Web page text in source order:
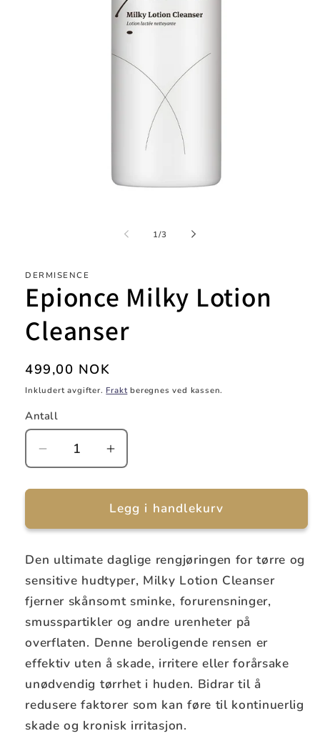
1/av
3
DERMISENCE
Epionce Milky Lotion
Cleanser
Vanlig
pris
499,00 NOK
Inkludert avgifter. Fraktberegnes ved kassen.
Antall
Senk
antallet
for
Cleanser
Øk
antallet
for
Epionce
Cleanser
Legg i handlekurv
Den ultimate daglige rengjøringen for tørre og
sensitive hudtyper, Milky Lotion Cleanser
fjerner skånsomt sminke, forurensninger,
smusspartikler og andre urenheter på
overflaten. Denne beroligende rensen er
effektiv uten å skade, irritere eller forårsake
unødvendig tørrhet i huden. Bidrar til å
redusere faktorer som kan føre til kontinuerlig
skade og kronisk irritasjon.